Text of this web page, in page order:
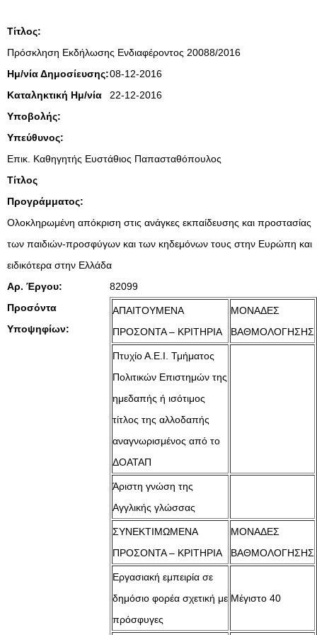
Τίτλος:
Πρόσκληση Εκδήλωσης Ενδιαφέροντος 20088/2016
Ημ/νία Δημοσίευσης:08-12-2016
Καταληκτική Ημ/νία
Υποβολής:
22-12-2016
Υπεύθυνος:
Επικ. Καθηγητής Ευστάθιος Παπασταθόπουλος
Τίτλος
Προγράμματος:
Ολοκληρωμένη απόκριση στις ανάγκες εκπαίδευσης και προστασίας
των παιδιών-προσφύγων και των κηδεμόνων τους στην Ευρώπη και
ειδικότερα στην Ελλάδα
Αρ. Έργου:
82099
Προσόντα
Υποψηφίων:
ΑΠΑΙΤΟΥΜΕΝΑ
ΠΡΟΣΟΝΤΑ – ΚΡΙΤΗΡΙΑ
ΜΟΝΑΔΕΣ
ΒΑΘΜΟΛΟΓΗΣΗΣ
Πτυχίο Α.Ε.Ι. Τμήματος
Πολιτικών Επιστημών της
ημεδαπής ή ισότιμος
τίτλος της αλλοδαπής
αναγνωρισμένος από το
ΔΟΑΤΑΠ
Άριστη γνώση της
Αγγλικής γλώσσας
ΣΥΝΕΚΤΙΜΩΜΕΝΑ
ΠΡΟΣΟΝΤΑ – ΚΡΙΤΗΡΙΑ
ΜΟΝΑΔΕΣ
ΒΑΘΜΟΛΟΓΗΣΗΣ
Εργασιακή εμπειρία σε
δημόσιο φορέα σχετική με
πρόσφυγες
Μέγιστο 40